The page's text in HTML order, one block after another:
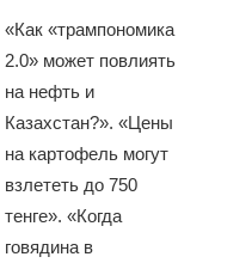
«Как «трампономика
2.0» может повлиять
на нефть и
Казахстан?». «Цены
на картофель могут
взлететь до 750
тенге». «Когда
говядина в